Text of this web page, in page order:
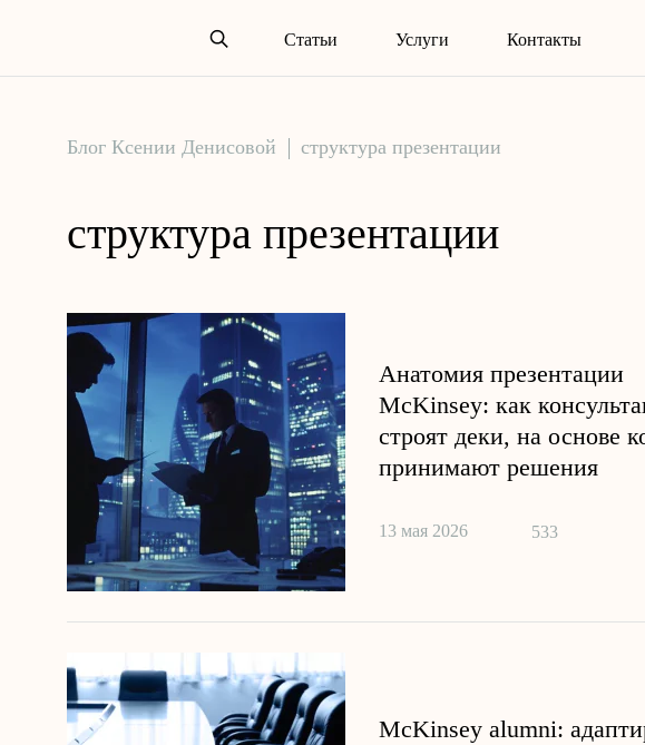
Статьи Услуги Контакты
Блог Ксении Денисовой структура презентации
структура презентации
Анатомия презентации
McKinsey: как
строят деки, на основе
принимают решения
13 мая 2026 533
McKinsey alumni: